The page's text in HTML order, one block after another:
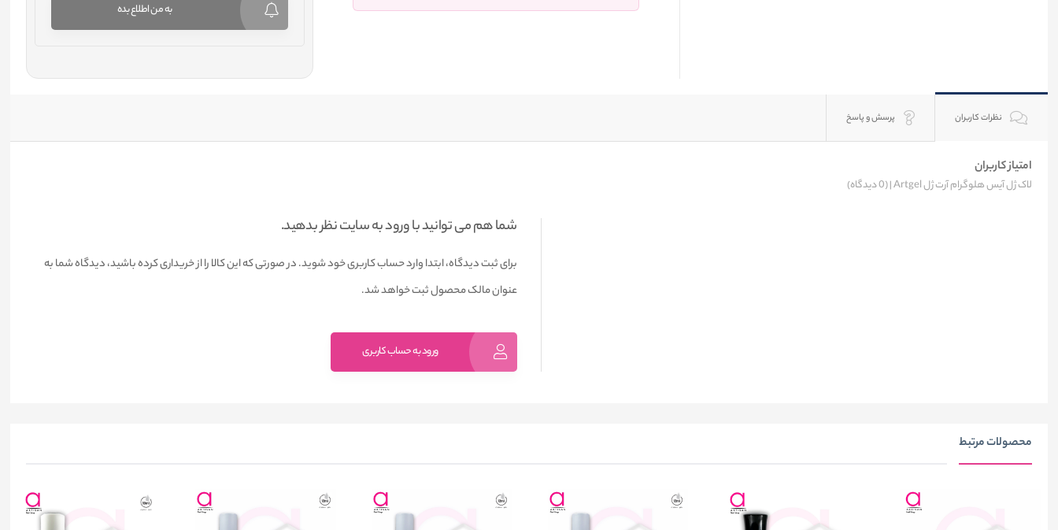
به من اطلاع بده
نظرات کاربران پرسش و پاسخ
امتیاز کاربران
لاک ژل آیس هلوگرام آرت ژل Artgel | (0 دیدگاه)
شما هم می توانید با ورود به سایت نظر بدهید.
برای ثبت دیدگاه، ابتدا وارد حساب کاربری خود شوید. در صورتی که این کالا را از خریداری کرده باشید، دیدگاه شما به
عنوان مالک محصول ثبت خواهد شد.
ورود به حساب کاربری
محصولات مرتبط